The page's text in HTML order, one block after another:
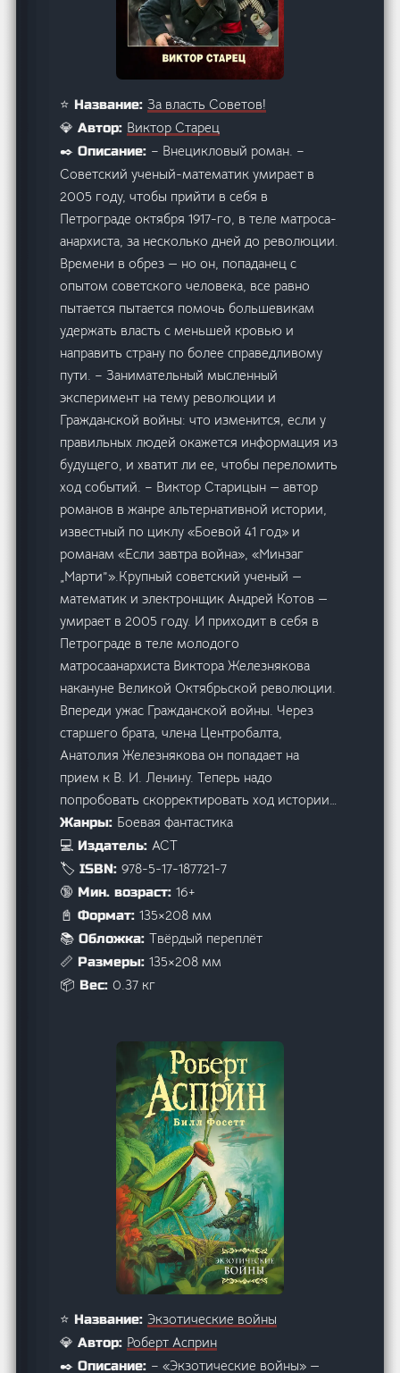
⭐ Название:За власть Советов!
💎 Автор: Виктор Старец
✒️ Описание: – Внецикловый роман. –
Советский ученый-математик умирает в
2005 году, чтобы прийти в себя в
Петрограде октября 1917-го, в теле матроса-
анархиста, за несколько дней до революции.
Времени в обрез — но он, попаданец с
опытом советского человека, все равно
пытается пытается помочь большевикам
удержать власть с меньшей кровью и
направить страну по более справедливому
пути. – Занимательный мысленный
эксперимент на тему революции и
Гражданской войны: что изменится, если у
правильных людей окажется информация из
будущего, и хватит ли ее, чтобы переломить
ход событий. – Виктор Старицын — автор
романов в жанре альтернативной истории,
известный по циклу «Боевой 41 год» и
романам «Если завтра война», «Минзаг
„Марти”».Крупный советский ученый —
математик и электронщик Андрей Котов —
умирает в 2005 году. И приходит в себя в
Петрограде в теле молодого
матросаанархиста Виктора Железнякова
накануне Великой Октябрьской революции.
Впереди ужас Гражданской войны. Через
старшего брата, члена Центробалта,
Анатолия Железнякова он попадает на
прием к В. И. Ленину. Теперь надо
попробовать скорректировать ход истории…
Жанры: Боевая фантастика
💻 Издатель: АСТ
🏷️ ISBN:978-5-17-187721-7
🔞 Мин. возраст:16+
📓 Формат:135×208 мм
📚 Обложка:Твёрдый переплёт
📏 Размеры:135×208 мм
📦 Вес:0.37 кг
⭐ Название: Экзотические войны
💎 Автор: Роберт Асприн
✒️ Описание: – «Экзотические войны» —